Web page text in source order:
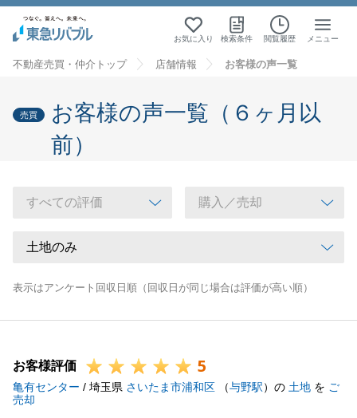
お気に入り 検索条件 閲覧履歴 メニュー
不動産売買・仲介トップ 店舗情報 お客様の声一覧
売買
お客様の声一覧（６ヶ月以
前）
表示はアンケート回収日順（回収日が同じ場合は評価が高い順）
お客様評価 5
亀有センター / 埼玉県 さいたま市浦和区 （与野駅）の 土地 を ご
売却